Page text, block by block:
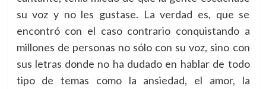
su voz y no les gustase. La verdad es, que se
encontró con el caso contrario conquistando a
millones de personas no sólo con su voz, sino con
sus letras donde no ha dudado en hablar de todo
tipo de temas como la ansiedad, el amor, la